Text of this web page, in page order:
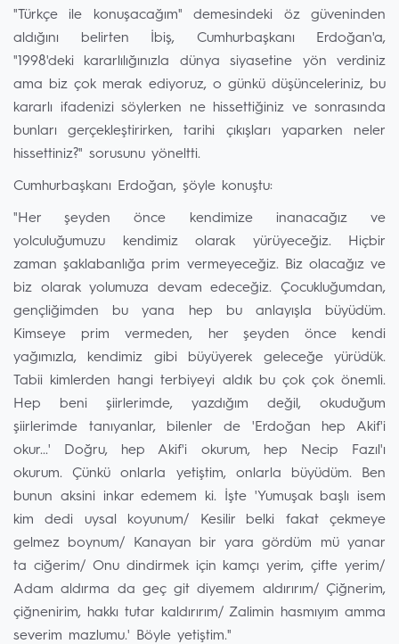
"Türkçe ile konuşacağım" demesindeki öz güveninden
aldığını belirten İbiş, Cumhurbaşkanı Erdoğan'a,
"1998'deki kararlılığınızla dünya siyasetine yön verdiniz
ama biz çok merak ediyoruz, o günkü düşünceleriniz, bu
kararlı ifadenizi söylerken ne hissettiğiniz ve sonrasında
bunları gerçekleştirirken, tarihi çıkışları yaparken neler
hissettiniz?" sorusunu yöneltti.
Cumhurbaşkanı Erdoğan, şöyle konuştu:
"Her şeyden önce kendimize inanacağız ve
yolculuğumuzu kendimiz olarak yürüyeceğiz. Hiçbir
zaman şaklabanlığa prim vermeyeceğiz. Biz olacağız ve
biz olarak yolumuza devam edeceğiz. Çocukluğumdan,
gençliğimden bu yana hep bu anlayışla büyüdüm.
Kimseye prim vermeden, her şeyden önce kendi
yağımızla, kendimiz gibi büyüyerek geleceğe yürüdük.
Tabii kimlerden hangi terbiyeyi aldık bu çok çok önemli.
Hep beni şiirlerimde, yazdığım değil, okuduğum
şiirlerimde tanıyanlar, bilenler de 'Erdoğan hep Akif'i
okur...' Doğru, hep Akif'i okurum, hep Necip Fazıl'ı
okurum. Çünkü onlarla yetiştim, onlarla büyüdüm. Ben
bunun aksini inkar edemem ki. İşte 'Yumuşak başlı isem
kim dedi uysal koyunum/ Kesilir belki fakat çekmeye
gelmez boynum/ Kanayan bir yara gördüm mü yanar
ta ciğerim/ Onu dindirmek için kamçı yerim, çifte yerim/
Adam aldırma da geç git diyemem aldırırım/ Çiğnerim,
çiğnenirim, hakkı tutar kaldırırım/ Zalimin hasmıyım amma
severim mazlumu.' Böyle yetiştim."